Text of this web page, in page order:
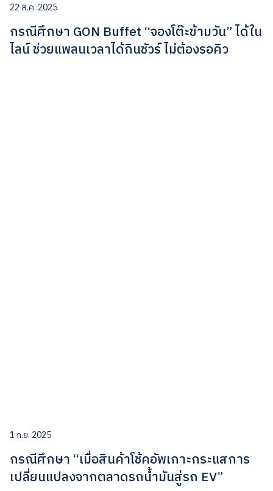
22 ส.ค. 2025
กรณีศึกษา GON Buffet “จองโต๊ะข้ามวัน” ได้ใน
ไลน์ ช่วยแพลนเวลาได้กินชัวร์ ไม่ต้องรอคิว
1 ก.ย. 2025
กรณีศึกษา “เมื่อสินค้าโช้คอัพเกาะกระแสการ
เปลี่ยนแปลงจากตลาดรถน้ำมันสู่รถ EV”